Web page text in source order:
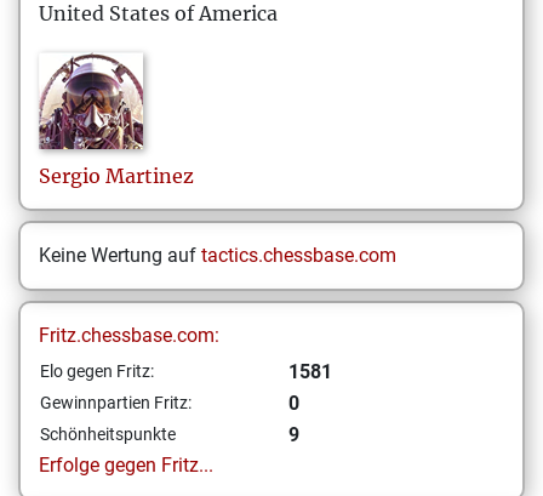
United States of America
Sergio Martinez
Keine Wertung auf tactics.chessbase.com
Fritz.chessbase.com:
Elo gegen Fritz: 1581
Gewinnpartien Fritz: 0
Schönheitspunkte
9
Erfolge gegen Fritz...